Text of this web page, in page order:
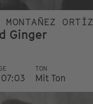
MONTAÑEZ ORTÍZ
Ginger
TON
Mit Ton